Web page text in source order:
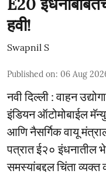
हवी!
Swapnil S
Published on: 06 Aug
नवी दिल्ली : वाहन
इंडियन ऑटोमोबाईल
आणि नैसर्गिक वायू
पत्रात ई२० इंधनातील
समस्यांबद्दल चिंता